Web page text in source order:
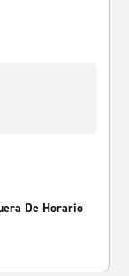
De Horario